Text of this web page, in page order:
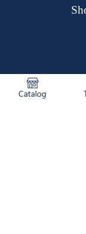
Catalog